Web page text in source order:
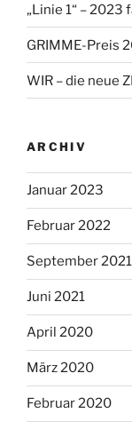
„Linie 1“ – 2023
GRIMME-Preis
WIR – die neue
ARCHIV
Januar 2023
Februar 2022
September 2021
Juni 2021
April 2020
März 2020
Februar 2020